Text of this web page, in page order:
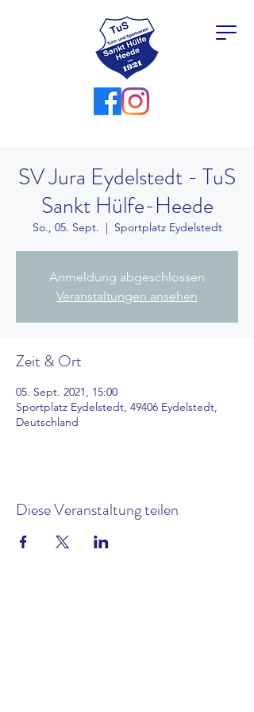
SV Jura Eydelstedt - TuS
Sankt Hülfe-Heede
So., 05. Sept.
  |
Sportplatz Eydelstedt
Anmeldung abgeschlossen
Veranstaltungen ansehen
Zeit & Ort
05. Sept. 2021, 15:00
Sportplatz Eydelstedt, 49406 Eydelstedt,
Deutschland
Diese Veranstaltung teilen